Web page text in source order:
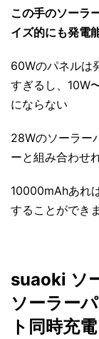
この手のソーラ
イズ的にも発電
60Wのパネルは
すぎるし、10W
にならない
28Wのソーラー
ーと組み合わせ
10000mAhあれ
することができ
suaoki ソ
ソーラー
ト同時充